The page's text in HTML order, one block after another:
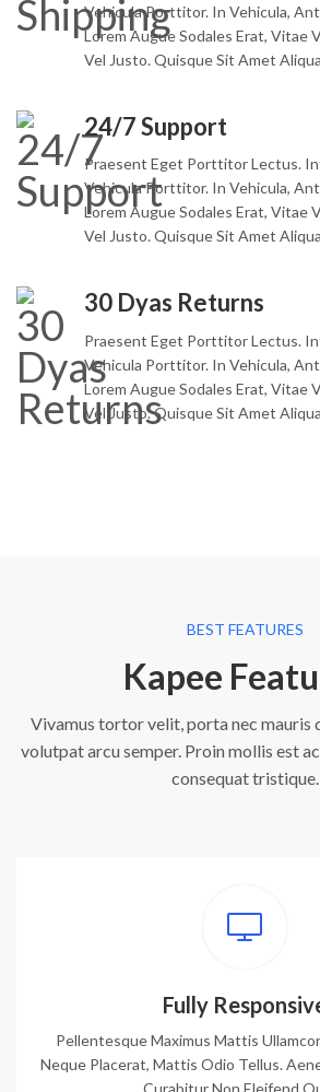
Vehicula Porttitor. In Vehicula,
Lorem Augue Sodales Erat, Vitae
Vel Justo. Quisque Sit Amet
24/7 Support
Praesent Eget Porttitor Lectus.
Vehicula Porttitor. In Vehicula,
Lorem Augue Sodales Erat, Vitae
Vel Justo. Quisque Sit Amet
30 Dyas Returns
Praesent Eget Porttitor Lectus.
Vehicula Porttitor. In Vehicula,
Lorem Augue Sodales Erat, Vitae
Vel Justo. Quisque Sit Amet
BEST FEATURES
Kapee
Vivamus tortor velit, porta nec mauris
volutpat arcu semper. Proin mollis est
consequat tristique.
Fully
Pellentesque Maximus Mattis
Neque Placerat, Mattis Odio Tellus.